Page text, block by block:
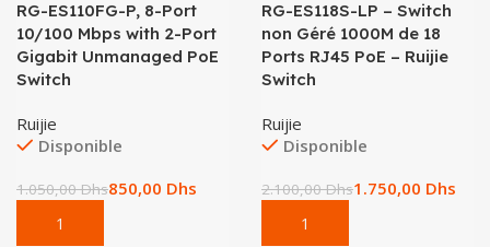
RG-ES110FG-P, 8-Port
10/100 Mbps with 2-Port
Gigabit Unmanaged PoE
Switch
Ruijie
Disponible
1.050,00Dhs850,00 Dhs
RG-ES118S-LP – Switch
non Géré 1000M de 18
Ports RJ45 PoE – Ruijie
Switch
Ruijie
Disponible
2.100,00Dhs1.750,00 Dhs